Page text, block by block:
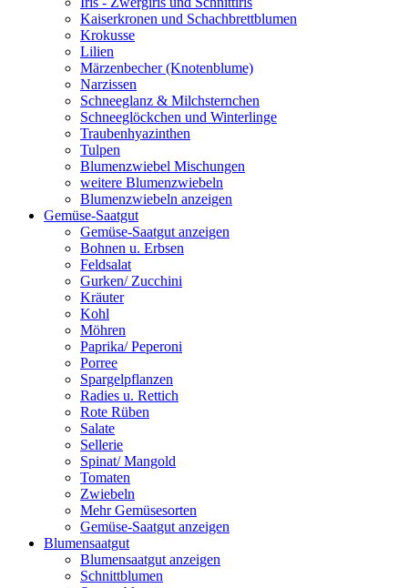
Kaiserkronen und Schachbrettblumen
Krokusse
Lilien
Märzenbecher (Knotenblume)
Narzissen
Schneeglanz & Milchsternchen
Schneeglöckchen und Winterlinge
Traubenhyazinthen
Tulpen
Blumenzwiebel Mischungen
weitere Blumenzwiebeln
Blumenzwiebeln anzeigen
Gemüse-Saatgut
Gemüse-Saatgut anzeigen
Bohnen u. Erbsen
Feldsalat
Gurken/ Zucchini
Kräuter
Kohl
Möhren
Paprika/ Peperoni
Porree
Spargelpflanzen
Radies u. Rettich
Rote Rüben
Salate
Sellerie
Spinat/ Mangold
Tomaten
Zwiebeln
Mehr Gemüsesorten
Gemüse-Saatgut anzeigen
Blumensaatgut
Blumensaatgut anzeigen
Schnittblumen